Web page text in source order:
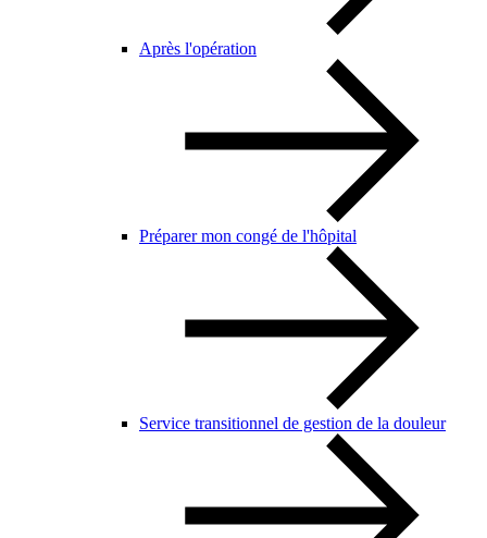
Après l'opération
Préparer mon congé de l'hôpital
Service transitionnel de gestion de la douleur